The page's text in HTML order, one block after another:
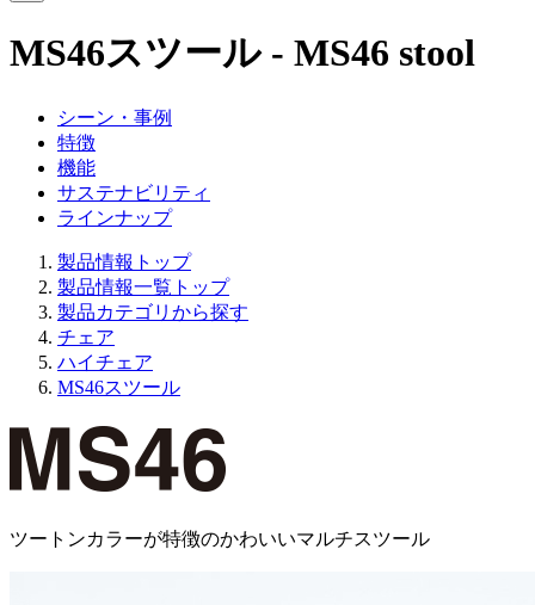
MS46スツール - MS46 stool
シーン・事例
特徴
機能
サステナビリティ
ラインナップ
製品情報トップ
製品情報一覧トップ
製品カテゴリから探す
チェア
ハイチェア
MS46スツール
ツートンカラーが特徴のかわいいマルチスツール